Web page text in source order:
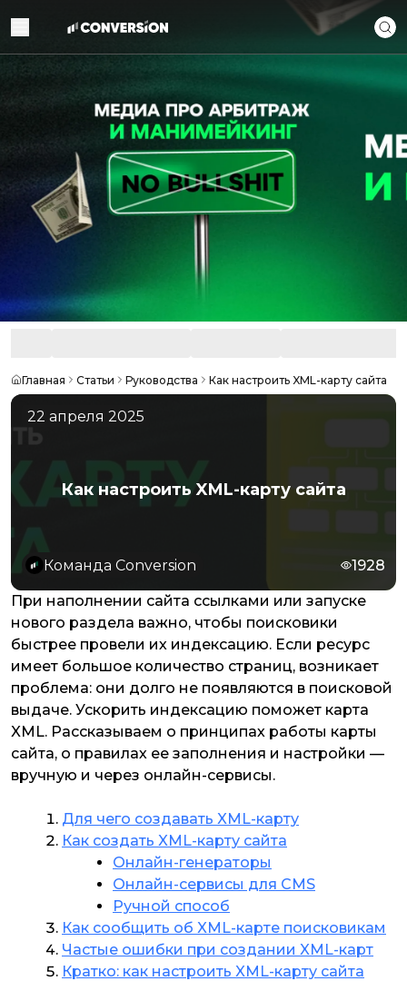
Главная Статьи Руководства Как настроить XML-карту сайта
22 апреля 2025
Как настроить XML-карту сайта
Команда Conversion 1928
При наполнении сайта ссылками или запуске
нового раздела важно, чтобы поисковики
быстрее провели их индексацию. Если ресурс
имеет большое количество страниц, возникает
проблема: они долго не появляются в поисковой
выдаче. Ускорить индексацию поможет карта
XML. Рассказываем о принципах работы карты
сайта, о правилах ее заполнения и настройки —
вручную и через онлайн-сервисы.
Для чего создавать XML-карту
Как создать XML-карту сайта
Онлайн-генераторы
Онлайн-сервисы для CMS
Ручной способ
Как сообщить об XML-карте поисковикам
Частые ошибки при создании XML-карт
Кратко: как настроить XML-карту сайта